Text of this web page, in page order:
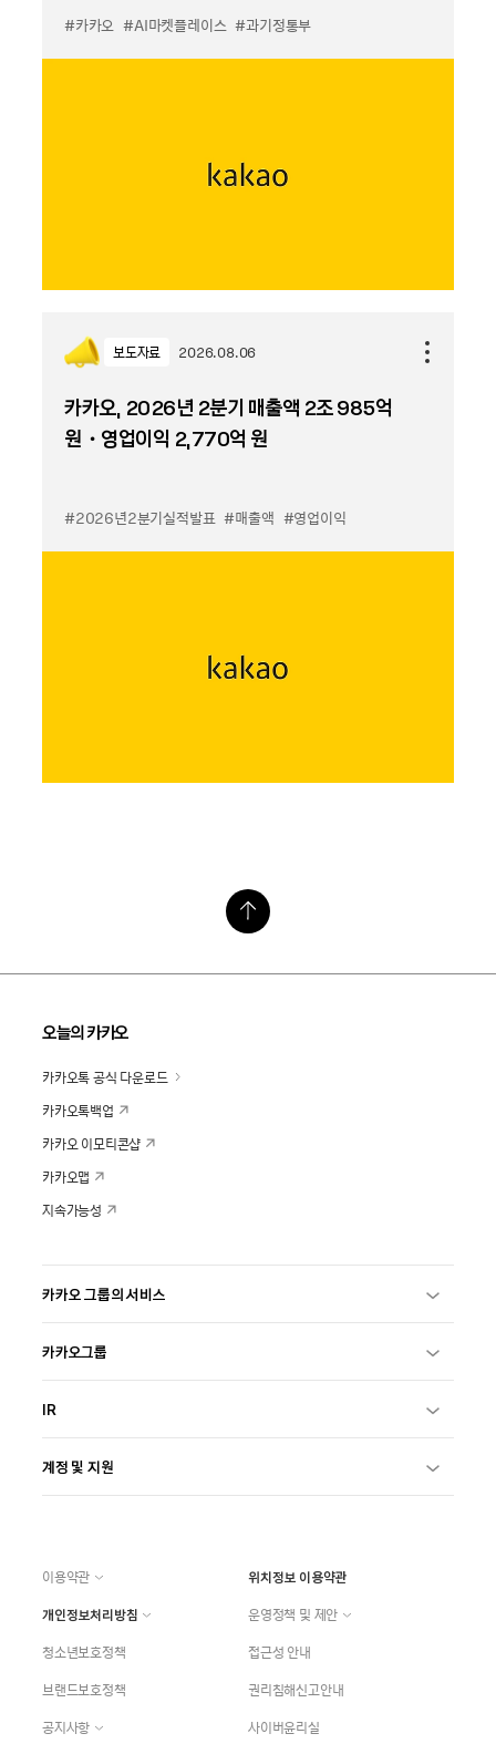
#카카오 #AI마켓플레이스 #과기정통부
보도자료 2026.08.06
카카오, 2026년 2분기 매출액 2조 985억
원・영업이익 2,770억 원
#2026년2분기실적발표 #매출액 #영업이익
오늘의 카카오
카카오톡 공식 다운로드
카카오톡백업
카카오 이모티콘샵
카카오맵
지속가능성
카카오 그룹의 서비스
카카오그룹
IR
계정 및 지원
이용약관
위치정보 이용약관
개인정보처리방침
운영정책 및 제안
청소년보호정책
접근성 안내
브랜드보호정책
권리침해신고안내
공지사항
사이버윤리실